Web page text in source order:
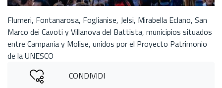
Flumeri, Fontanarosa, Foglianise, Jelsi, Mirabella Eclano, San
Marco dei Cavoti y Villanova del Battista, municipios situados
entre Campania y Molise, unidos por el Proyecto Patrimonio
de la UNESCO
CONDIVIDI